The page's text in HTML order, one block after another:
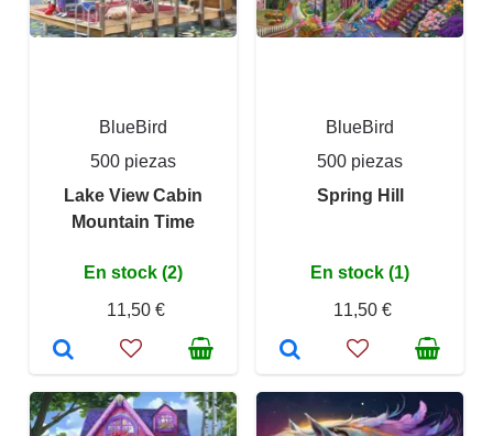
BlueBird
500 piezas
Lake View Cabin
Mountain Time
En stock (2)
11,50 €
BlueBird
500 piezas
Spring Hill
En stock (1)
11,50 €